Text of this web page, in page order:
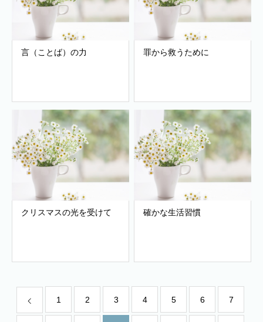
言（ことば）の力 罪から救うために
クリスマスの光を受けて 確かな生活習慣
1 2 3 4 5 6 7